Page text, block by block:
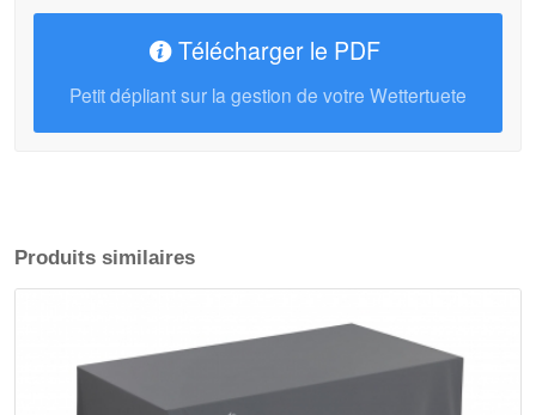
Télécharger le PDF
Petit dépliant sur la gestion de votre Wettertuete
Produits similaires